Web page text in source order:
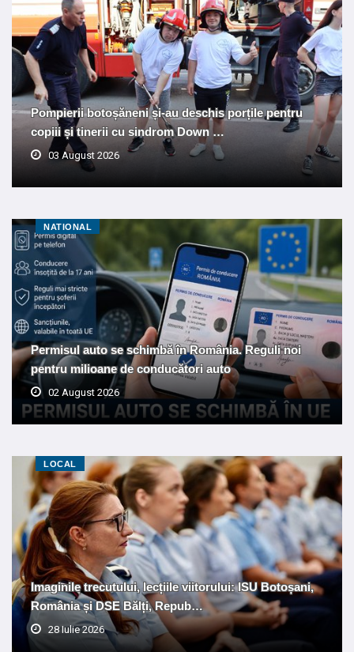
Pompierii botoșăneni și-au deschis porțile pentru
copiii și tinerii cu sindrom Down …
03 August 2026
NATIONAL
Permisul auto se schimbă în România. Reguli noi
pentru milioane de conducători auto
02 August 2026
LOCAL
Imaginile trecutului, lecțiile viitorului: ISU Botoșani,
România și DSE Bălți, Repub…
28 Iulie 2026